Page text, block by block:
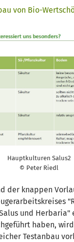
von Bio-
Hauptkulturen Salus2
© Peter Riedl
der knappen
und Herbaria"
haben,
Testanbau